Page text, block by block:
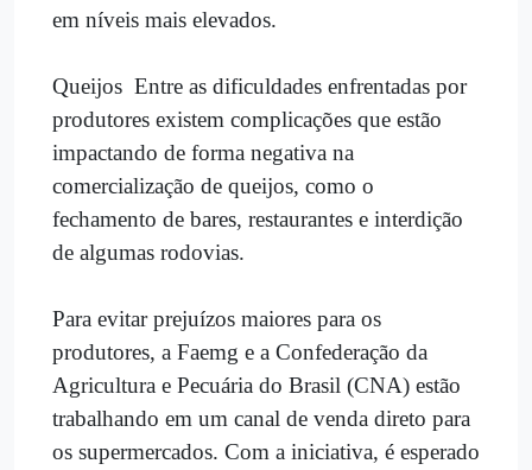
em níveis mais elevados.
Queijos  Entre as dificuldades enfrentadas por
produtores existem complicações que estão
impactando de forma negativa na
comercialização de queijos, como o
fechamento de bares, restaurantes e interdição
de algumas rodovias.
Para evitar prejuízos maiores para os
produtores, a Faemg e a Confederação da
Agricultura e Pecuária do Brasil (CNA) estão
trabalhando em um canal de venda direto para
os supermercados. Com a iniciativa, é esperado